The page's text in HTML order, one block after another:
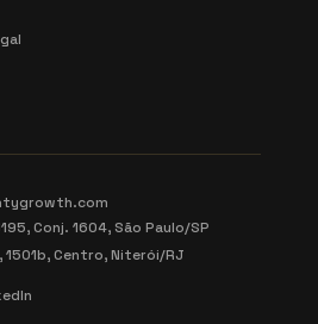
Conj. 1604, São Paulo/SP
1501b, Centro, Niterói/RJ